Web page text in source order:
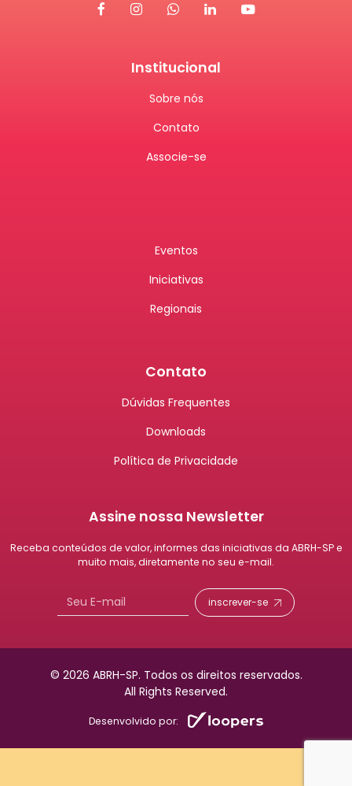
Institucional
Sobre nós
Contato
Associe-se
Eventos
Iniciativas
Regionais
Contato
Dúvidas Frequentes
Downloads
Política de Privacidade
Assine nossa Newsletter
Receba conteúdos de valor, informes das iniciativas da ABRH-SP e
muito mais, diretamente no seu e-mail.
inscrever-se
© 2026 ABRH-SP. Todos os direitos reservados.
All Rights Reserved.
Desenvolvido por: